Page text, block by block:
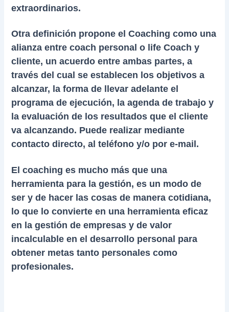
extraordinarios.
Otra definición propone el Coaching como una
alianza entre coach personal o life Coach y
cliente, un acuerdo entre ambas partes, a
través del cual se establecen los objetivos a
alcanzar, la forma de llevar adelante el
programa de ejecución, la agenda de trabajo y
la evaluación de los resultados que el cliente
va alcanzando. Puede realizar mediante
contacto directo, al teléfono y/o por e-mail.
El coaching es mucho más que una
herramienta para la gestión, es un modo de
ser y de hacer las cosas de manera cotidiana,
lo que lo convierte en una herramienta eficaz
en la gestión de empresas y de valor
incalculable en el desarrollo personal para
obtener metas tanto personales como
profesionales.